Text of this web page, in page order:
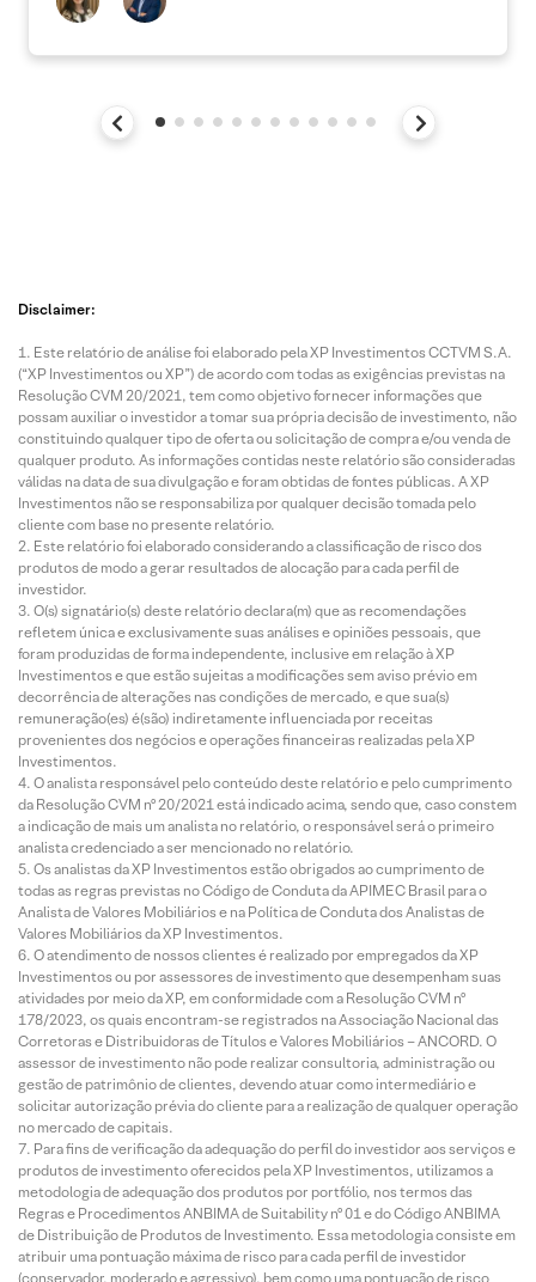
Disclaimer:
Este relatório de análise foi elaborado pela XP Investimentos CCTVM S.A.
(“XP Investimentos ou XP”) de acordo com todas as exigências previstas na
Resolução CVM 20/2021, tem como objetivo fornecer informações que
possam auxiliar o investidor a tomar sua própria decisão de investimento, não
constituindo qualquer tipo de oferta ou solicitação de compra e/ou venda de
qualquer produto. As informações contidas neste relatório são consideradas
válidas na data de sua divulgação e foram obtidas de fontes públicas. A XP
Investimentos não se responsabiliza por qualquer decisão tomada pelo
cliente com base no presente relatório.
Este relatório foi elaborado considerando a classificação de risco dos
produtos de modo a gerar resultados de alocação para cada perfil de
investidor.
O(s) signatário(s) deste relatório declara(m) que as recomendações
refletem única e exclusivamente suas análises e opiniões pessoais, que
foram produzidas de forma independente, inclusive em relação à XP
Investimentos e que estão sujeitas a modificações sem aviso prévio em
decorrência de alterações nas condições de mercado, e que sua(s)
remuneração(es) é(são) indiretamente influenciada por receitas
provenientes dos negócios e operações financeiras realizadas pela XP
Investimentos.
O analista responsável pelo conteúdo deste relatório e pelo cumprimento
da Resolução CVM nº 20/2021 está indicado acima, sendo que, caso constem
a indicação de mais um analista no relatório, o responsável será o primeiro
analista credenciado a ser mencionado no relatório.
Os analistas da XP Investimentos estão obrigados ao cumprimento de
todas as regras previstas no Código de Conduta da APIMEC Brasil para o
Analista de Valores Mobiliários e na Política de Conduta dos Analistas de
Valores Mobiliários da XP Investimentos.
O atendimento de nossos clientes é realizado por empregados da XP
Investimentos ou por assessores de investimento que desempenham suas
atividades por meio da XP, em conformidade com a Resolução CVM nº
178/2023, os quais encontram-se registrados na Associação Nacional das
Corretoras e Distribuidoras de Títulos e Valores Mobiliários – ANCORD. O
assessor de investimento não pode realizar consultoria, administração ou
gestão de patrimônio de clientes, devendo atuar como intermediário e
solicitar autorização prévia do cliente para a realização de qualquer operação
no mercado de capitais.
Para fins de verificação da adequação do perfil do investidor aos serviços e
produtos de investimento oferecidos pela XP Investimentos, utilizamos a
metodologia de adequação dos produtos por portfólio, nos termos das
Regras e Procedimentos ANBIMA de Suitability nº 01 e do Código ANBIMA
de Distribuição de Produtos de Investimento. Essa metodologia consiste em
atribuir uma pontuação máxima de risco para cada perfil de investidor
(conservador, moderado e agressivo), bem como uma pontuação de risco